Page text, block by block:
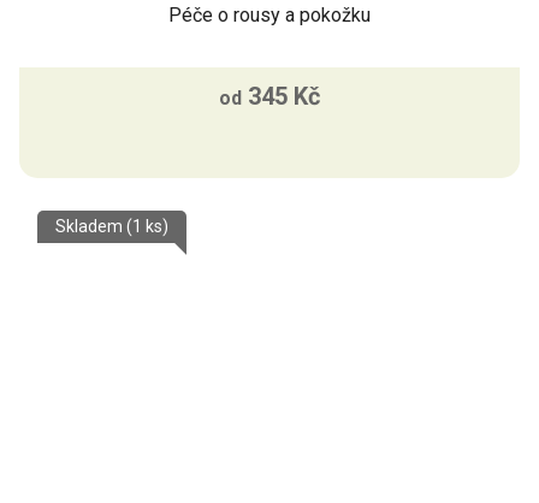
Péče o rousy a pokožku
od 345 Kč
Skladem (1 ks)